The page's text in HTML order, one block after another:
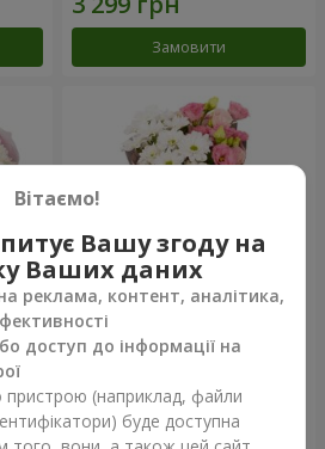
Замовити
Букет "Юмокі"
1 364 грн
Вітаємо!
Вашу згоду на
Ваших даних
реклама, контент, аналітика,
доступ до інформації на
пристрою (наприклад, файли
буде доступна